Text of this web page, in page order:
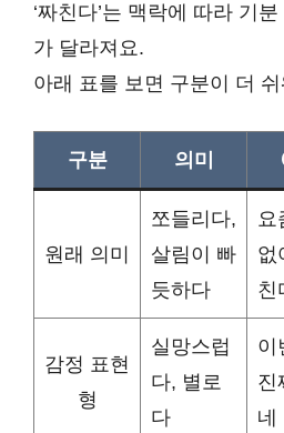
‘짜친다’는 맥락에 따라 기
가 달라져요.
아래 표를 보면 구분이 더
구분 의미
원래 의미
쪼들리다,
살림이 빠
듯하다
요
없
친
감정 표현
형
실망스럽
다, 별로
다
이
진
네